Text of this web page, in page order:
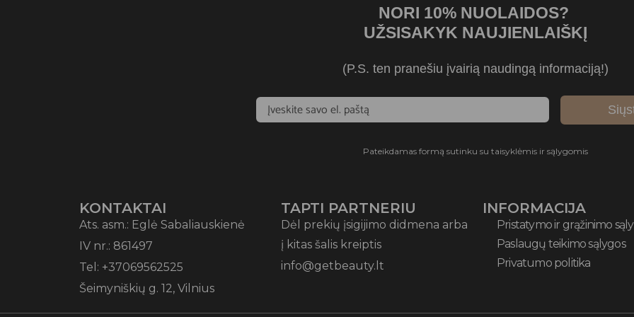
NORI 10% NUOLAIDOS?
UŽSISAKYK NAUJIENLAIŠKĮ
(P.S. ten pranešiu įvairią naudingą informaciją!)
Pateikdamas formą sutinku su taisyklėmis ir sąlygomis
KONTAKTAI
Ats. asm.: Eglė Sabaliauskienė
IV nr.: 861497
Tel: +37069562525
Šeimyniškių g. 12, Vilnius
TAPTI PARTNERIU
Dėl prekių įsigijimo didmena arba
į kitas šalis kreiptis
info@getbeauty.lt
INFORMACIJA
Pristatymo ir grąžinimo
Paslaugų teikimo sąlygos
Privatumo politika